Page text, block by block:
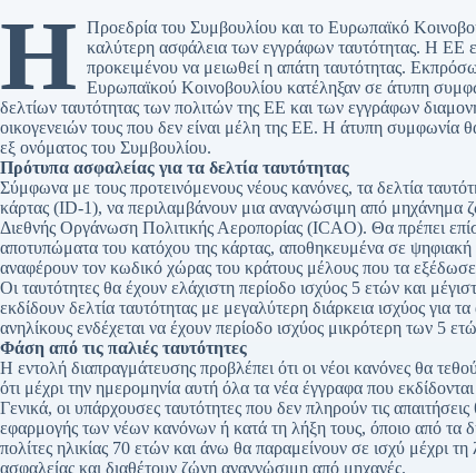
Η Προεδρία του Συμβουλίου και το Ευρωπαϊκό
καλύτερη ασφάλεια των εγγράφων ταυτότητας. Η ΕΕ
προκειμένου να μειωθεί η απάτη ταυτότητας.
Ευρωπαϊκού Κοινοβουλίου κατέληξαν σε άτυπη
δελτίων ταυτότητας των πολιτών της ΕΕ και των εγγράφων
οικογενειών τους που δεν είναι μέλη της ΕΕ. Η άτυπη συμφωνία
εξ ονόματος του Συμβουλίου.
Πρότυπα ασφαλείας για τα δελτία ταυτότητας
Σύμφωνα με τους προτεινόμενους νέους κανόνες, τα δελτία
κάρτας (ID-1), να περιλαμβάνουν μια αναγνώσιμη από μηχάνημα
Διεθνής Οργάνωση Πολιτικής Αεροπορίας (ICAO). Θα πρέπει
αποτυπώματα του κατόχου της κάρτας, αποθηκευμένα σε
αναφέρουν τον κωδικό χώρας του κράτους μέλους που τα
Οι ταυτότητες θα έχουν ελάχιστη περίοδο ισχύος 5 ετών και
εκδίδουν δελτία ταυτότητας με μεγαλύτερη διάρκεια ισχύος για
ανηλίκους ενδέχεται να έχουν περίοδο ισχύος μικρότερη των 5
Φάση από τις παλιές ταυτότητες
Η εντολή διαπραγμάτευσης προβλέπει ότι οι νέοι κανόνες θα
ότι μέχρι την ημερομηνία αυτή όλα τα νέα έγγραφα που
Γενικά, οι υπάρχουσες ταυτότητες που δεν πληρούν τις
εφαρμογής των νέων κανόνων ή κατά τη λήξη τους, όποιο από τα
πολίτες ηλικίας 70 ετών και άνω θα παραμείνουν σε ισχύ μέχρι
ασφαλείας και διαθέτουν ζώνη αναγνώσιμη από μηχανές.